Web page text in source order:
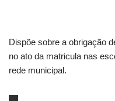
Dispõe sobre a obrigação
no ato da matricula nas
rede municipal.